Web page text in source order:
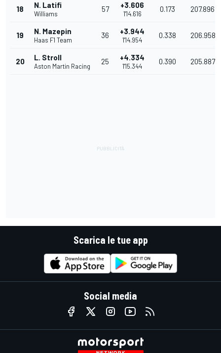
18 N. Latifi
Williams
57 +3.606
1'14.616
0.173 207.896
19 N. Mazepin
Haas F1 Team
36 +3.944
1'14.954
0.338 206.958
20 L. Stroll
Aston Martin Racing
25 +4.334
1'15.344
0.390 205.887
Scarica le tue app
Social media